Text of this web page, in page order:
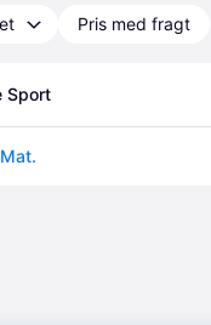
Pris med fragt
Sport